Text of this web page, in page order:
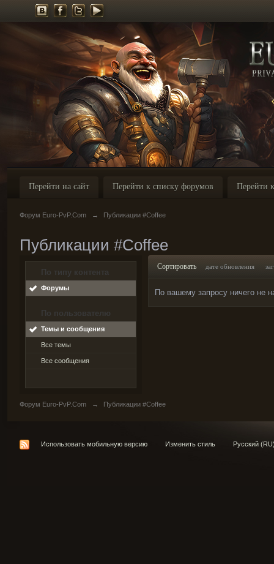
Перейти на сайт Перейти к списку форумов Перейти
Форум Euro-PvP.Com → Публикации #Coffee
Публикации #Coffee
По типу контента
Форумы
По пользователю
Темы и сообщения
Все темы
Все сообщения
Сортировать дате обновления
По вашему запросу ничего не
Форум Euro-PvP.Com → Публикации #Coffee
Использовать мобильную версию Изменить стиль Русский